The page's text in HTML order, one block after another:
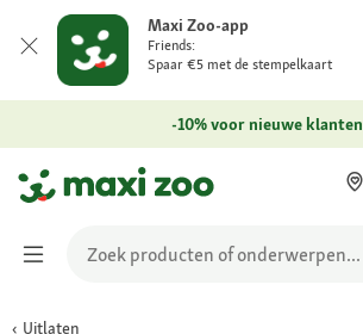
Maxi Zoo-app
Friends:
Spaar €5 met de stempelkaart
-10% voor nieuwe klanten
Uitlaten